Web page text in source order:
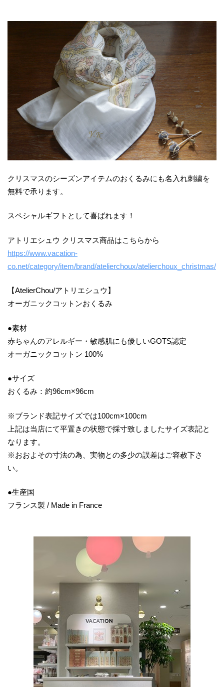
クリスマスのシーズンアイテムのおくるみにも名入れ刺繍を
無料で承ります。
スペシャルギフトとして喜ばれます！
アトリエシュウ クリスマス商品はこちらから
https://www.vacation-
co.net/category/item/brand/atelierchoux/atelierchoux_christmas/
【AtelierChou/アトリエシュウ】
オーガニックコットンおくるみ
●素材
赤ちゃんのアレルギー・敏感肌にも優しいGOTS認定
オーガニックコットン 100%
●サイズ
おくるみ：約96cm×96cm
※ブランド表記サイズでは100cm×100cm
上記は当店にて平置きの状態で採寸致しましたサイズ表記と
なります。
※おおよその寸法の為、実物との多少の誤差はご容赦下さ
い。
●生産国
フランス製 / Made in France